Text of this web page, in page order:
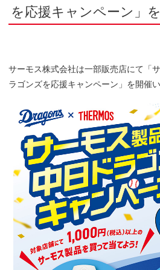
を応援キャンペーン」を
サーモス株式会社は一部販売店にて「
ラゴンズを応援キャンペーン」を開催